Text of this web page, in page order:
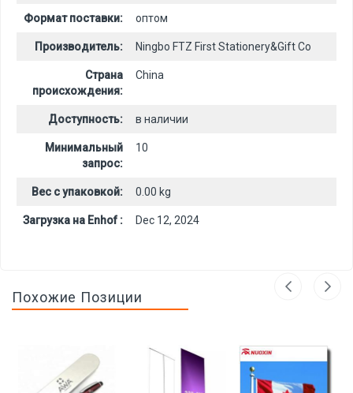
Формат поставки: оптом
Производитель: Ningbo FTZ First Stationery&Gift Co
Страна
происхождения:
China
Доступность: в наличии
Минимальный
запрос:
10
Вес с упаковкой: 0.00 kg
Загрузка на Enhof : Dec 12, 2024
Похожие Позиции